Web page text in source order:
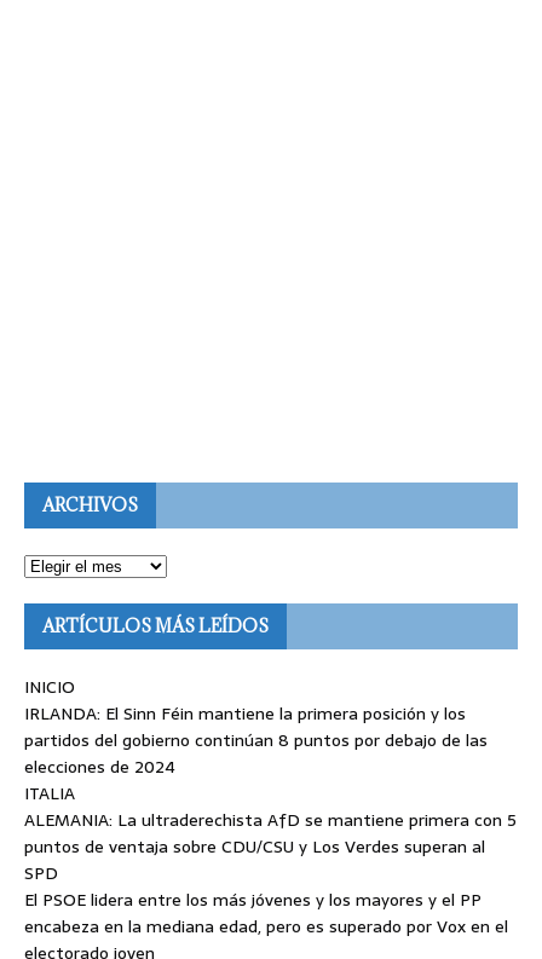
ARCHIVOS
ARTÍCULOS MÁS LEÍDOS
INICIO
IRLANDA: El Sinn Féin mantiene la primera posición y los
partidos del gobierno continúan 8 puntos por debajo de las
elecciones de 2024
ITALIA
ALEMANIA: La ultraderechista AfD se mantiene primera con 5
puntos de ventaja sobre CDU/CSU y Los Verdes superan al
SPD
El PSOE lidera entre los más jóvenes y los mayores y el PP
encabeza en la mediana edad, pero es superado por Vox en el
electorado joven